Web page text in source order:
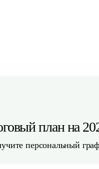
план на
персональный